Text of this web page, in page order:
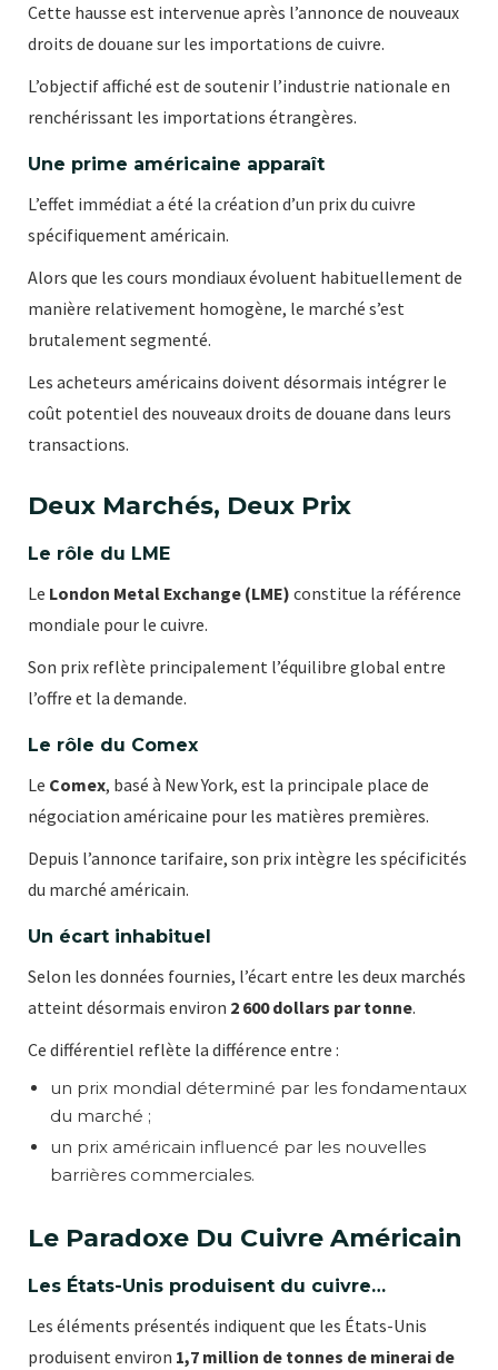
Cette hausse est intervenue après l’annonce de nouveaux
droits de douane sur les importations de cuivre.
L’objectif affiché est de soutenir l’industrie nationale en
renchérissant les importations étrangères.
Une prime américaine apparaît
L’effet immédiat a été la création d’un prix du cuivre
spécifiquement américain.
Alors que les cours mondiaux évoluent habituellement de
manière relativement homogène, le marché s’est
brutalement segmenté.
Les acheteurs américains doivent désormais intégrer le
coût potentiel des nouveaux droits de douane dans leurs
transactions.
Deux Marchés, Deux Prix
Le rôle du LME
Le London Metal Exchange (LME) constitue la référence
mondiale pour le cuivre.
Son prix reflète principalement l’équilibre global entre
l’offre et la demande.
Le rôle du Comex
Le Comex, basé à New York, est la principale place de
négociation américaine pour les matières premières.
Depuis l’annonce tarifaire, son prix intègre les spécificités
du marché américain.
Un écart inhabituel
Selon les données fournies, l’écart entre les deux marchés
atteint désormais environ 2 600 dollars par tonne.
Ce différentiel reflète la différence entre :
un prix mondial déterminé par les fondamentaux
du marché ;
un prix américain influencé par les nouvelles
barrières commerciales.
Le Paradoxe Du Cuivre Américain
Les États-Unis produisent du cuivre…
Les éléments présentés indiquent que les États-Unis
produisent environ 1,7 million de tonnes de minerai de